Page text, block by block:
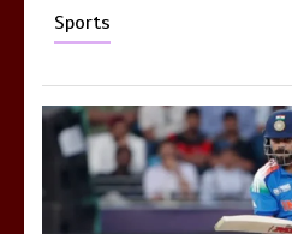
Sports